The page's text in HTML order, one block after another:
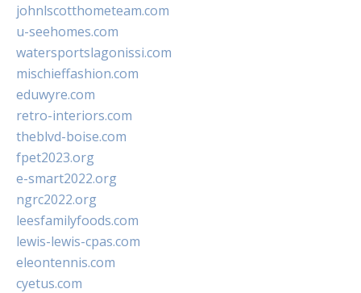
johnlscotthometeam.com
u-seehomes.com
watersportslagonissi.com
mischieffashion.com
eduwyre.com
retro-interiors.com
theblvd-boise.com
fpet2023.org
e-smart2022.org
ngrc2022.org
leesfamilyfoods.com
lewis-lewis-cpas.com
eleontennis.com
cyetus.com